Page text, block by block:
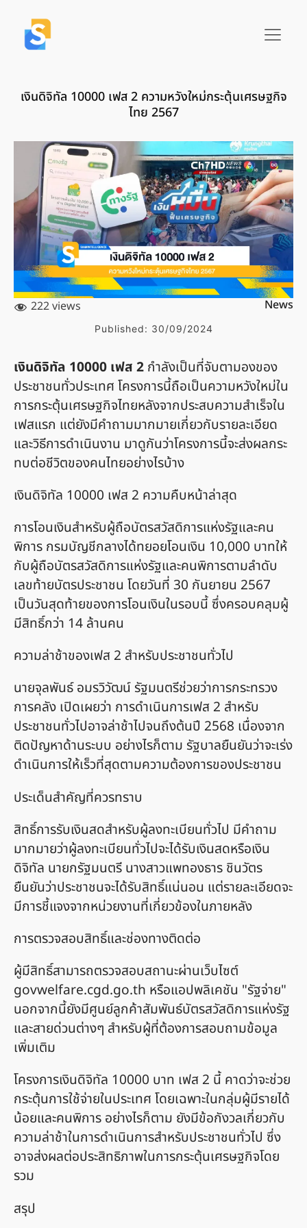
เงินดิจิทัล 10000 เฟส 2 ความหวังใหม่กระตุ้นเศรษฐกิจ
ไทย 2567
222 views News
Published: 30/09/2024
เงินดิจิทัล 10000 เฟส 2 กำลังเป็นที่จับตามองของ
ประชาชนทั่วประเทศ โครงการนี้ถือเป็นความหวังใหม่ใน
การกระตุ้นเศรษฐกิจไทยหลังจากประสบความสำเร็จใน
เฟสแรก แต่ยังมีคำถามมากมายเกี่ยวกับรายละเอียด
และวิธีการดำเนินงาน มาดูกันว่าโครงการนี้จะส่งผลกระ
ทบต่อชีวิตของคนไทยอย่างไรบ้าง
เงินดิจิทัล 10000 เฟส 2 ความคืบหน้าล่าสุด
การโอนเงินสำหรับผู้ถือบัตรสวัสดิการแห่งรัฐและคน
พิการ กรมบัญชีกลางได้ทยอยโอนเงิน 10,000 บาทให้
กับผู้ถือบัตรสวัสดิการแห่งรัฐและคนพิการตามลำดับ
เลขท้ายบัตรประชาชน โดยวันที่ 30 กันยายน 2567
เป็นวันสุดท้ายของการโอนเงินในรอบนี้ ซึ่งครอบคลุมผู้
มีสิทธิ์กว่า 14 ล้านคน
ความล่าช้าของเฟส 2 สำหรับประชาชนทั่วไป
นายจุลพันธ์ อมรวิวัฒน์ รัฐมนตรีช่วยว่าการกระทรวง
การคลัง เปิดเผยว่า การดำเนินการเฟส 2 สำหรับ
ประชาชนทั่วไปอาจล่าช้าไปจนถึงต้นปี 2568 เนื่องจาก
ติดปัญหาด้านระบบ อย่างไรก็ตาม รัฐบาลยืนยันว่าจะเร่ง
ดำเนินการให้เร็วที่สุดตามความต้องการของประชาชน
ประเด็นสำคัญที่ควรทราบ
สิทธิ์การรับเงินสดสำหรับผู้ลงทะเบียนทั่วไป มีคำถาม
มากมายว่าผู้ลงทะเบียนทั่วไปจะได้รับเงินสดหรือเงิน
ดิจิทัล นายกรัฐมนตรี นางสาวแพทองธาร ชินวัตร
ยืนยันว่าประชาชนจะได้รับสิทธิ์แน่นอน แต่รายละเอียดจะ
มีการชี้แจงจากหน่วยงานที่เกี่ยวข้องในภายหลัง
การตรวจสอบสิทธิ์และช่องทางติดต่อ
ผู้มีสิทธิ์สามารถตรวจสอบสถานะผ่านเว็บไซต์
govwelfare.cgd.go.th หรือแอปพลิเคชัน "รัฐจ่าย"
นอกจากนี้ยังมีศูนย์ลูกค้าสัมพันธ์บัตรสวัสดิการแห่งรัฐ
และสายด่วนต่างๆ สำหรับผู้ที่ต้องการสอบถามข้อมูล
เพิ่มเติม
โครงการเงินดิจิทัล 10000 บาท เฟส 2 นี้ คาดว่าจะช่วย
กระตุ้นการใช้จ่ายในประเทศ โดยเฉพาะในกลุ่มผู้มีรายได้
น้อยและคนพิการ อย่างไรก็ตาม ยังมีข้อกังวลเกี่ยวกับ
ความล่าช้าในการดำเนินการสำหรับประชาชนทั่วไป ซึ่ง
อาจส่งผลต่อประสิทธิภาพในการกระตุ้นเศรษฐกิจโดย
รวม
สรุป